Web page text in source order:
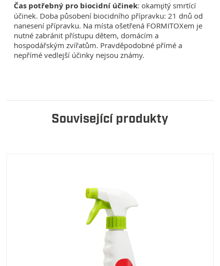
Čas potřebný pro biocidní účinek: okamţitý smrtící
účinek. Doba působení biocidního přípravku: 21 dnů od
nanesení přípravku. Na místa ošetřená FORMITOXem je
nutné zabránit přístupu dětem, domácím a
hospodářským zvířatům. Pravděpodobné přímé a
nepřímé vedlejší účinky nejsou známy.
Související produkty